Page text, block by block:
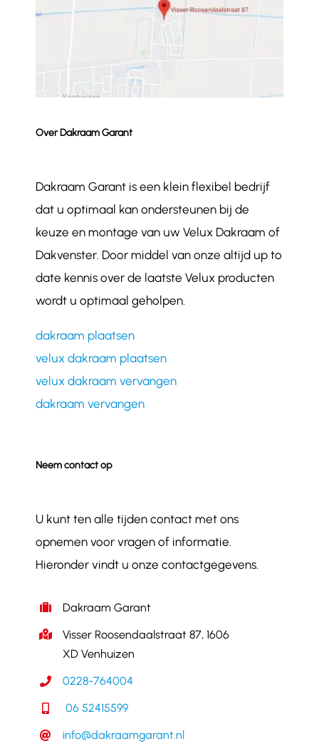
Over Dakraam Garant
Dakraam Garant is een klein flexibel bedrijf
dat u optimaal kan ondersteunen bij de
keuze en montage van uw Velux Dakraam of
Dakvenster. Door middel van onze altijd up to
date kennis over de laatste Velux producten
wordt u optimaal geholpen.
dakraam plaatsen
velux dakraam plaatsen
velux dakraam vervangen
dakraam vervangen
Neem contact op
U kunt ten alle tijden contact met ons
opnemen voor vragen of informatie.
Hieronder vindt u onze contactgegevens.
Dakraam Garant
Visser Roosendaalstraat 87, 1606
XD Venhuizen
0228-764004
06 52415599
info@dakraamgarant.nl